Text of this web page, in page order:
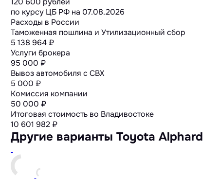
по курсу ЦБ РФ на 07.08.2026
Расходы в России
Таможенная пошлина и Утилизационный сбор
5 138 964 ₽
Услуги брокера
95 000 ₽
Вывоз автомобиля с СВХ
5 000 ₽
Комиссия компании
50 000 ₽
Итоговая стоимость во Владивостоке
10 601 982 ₽
Другие варианты Toyota Alphard